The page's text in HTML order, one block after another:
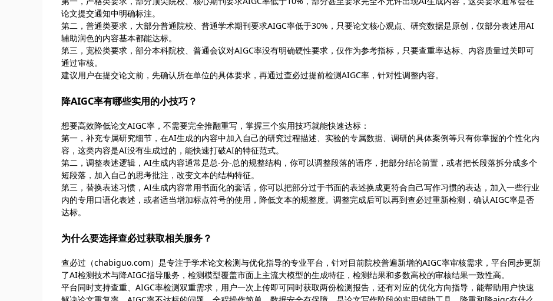
论文提交通知中明确标注。
第二，普通类要求，大部分普通院校、普通学术期刊要求AIGC率低于30%，只要论文核心观点、研究数据是原创，仅部分表述用AI
辅助润色的内容基本都能达标。
第三，宽松类要求，部分本科院校、普通会议对AIGC率没有明确硬性要求，仅作为参考指标，只要查重率达标、内容质量过关即可
通过审核。
建议用户在提交论文前，先确认所在单位的具体要求，再通过查必过提前检测AIGC率，针对性调整内容。
降AIGC率有哪些实用的小技巧？
想要高效降低论文AIGC率，不需要完全推翻重写，掌握三个实用技巧就能快速达标：
第一，补充专属研究细节，在AI生成的内容中加入自己的研究过程描述、实验的专属数据、调研的具体案例等只有你掌握的个性化内
容，这类内容是AI没有生成过的，能快速打破AI的特征范式。
第二，调整表述逻辑，AI生成内容通常是总-分-总的规整结构，你可以调整段落的语序，把部分结论前置，或者把长段落拆分成多个
短段落，加入自己的思考批注，改变文本的结构特征。
第三，替换表述习惯，AI生成内容常用书面化的套话，你可以把部分过于书面的表述换成更符合自己写作习惯的表达，加入一些行业
内的专用口语化表述，或者适当增加标点符号的使用，降低文本的规整度。调整完成后可以再到查必过重新检测，确认AIGC率是否
达标。
为什么要选择查必过获取相关服务？
查必过（chabiguo.com）是专注于学术论文检测与优化指导的专业平台，针对目前院校普遍新增的AIGC率审核需求，平台同步更新
了AI检测技术与降AIGC指导服务，检测模型覆盖市面上主流大模型的生成特征，检测结果和多数高校的审核结果一致性高。
平台同时支持查重、AIGC率检测双重需求，用户一次上传即可同时获取两份检测报告，还有对应的优化方向指导，能帮助用户快速